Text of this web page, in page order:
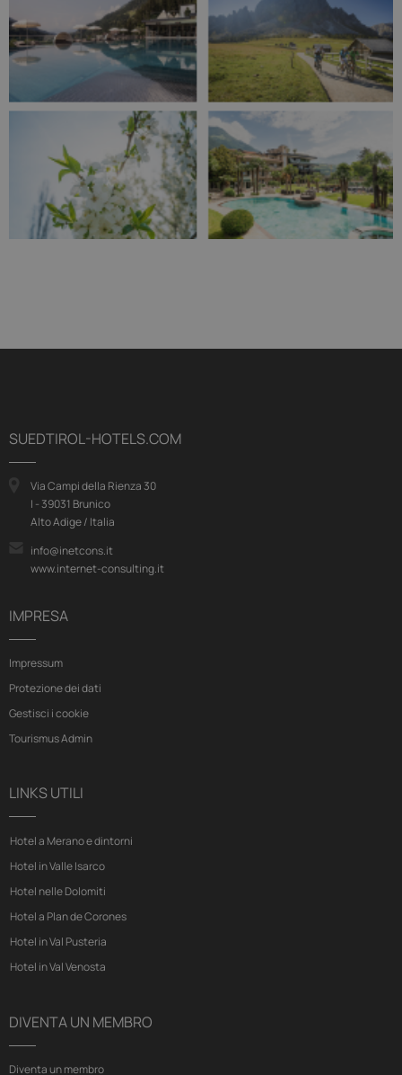
SUEDTIROL-HOTELS.COM
Via Campi della Rienza 30
I - 39031 Brunico
Alto Adige / Italia
info@inetcons.it
www.internet-consulting.it
IMPRESA
Impressum
Protezione dei dati
Gestisci i cookie
Tourismus Admin
LINKS UTILI
Hotel a Merano e dintorni
Hotel in Valle Isarco
Hotel nelle Dolomiti
Hotel a Plan de Corones
Hotel in Val Pusteria
Hotel in Val Venosta
DIVENTA UN MEMBRO
Diventa un membro